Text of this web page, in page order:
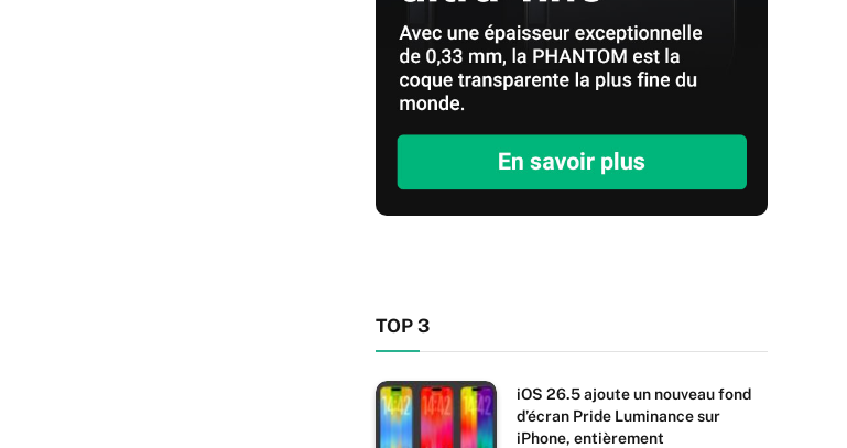
TOP 3
iOS 26.5 ajoute un nouveau fond
d’écran Pride Luminance sur
iPhone, entièrement